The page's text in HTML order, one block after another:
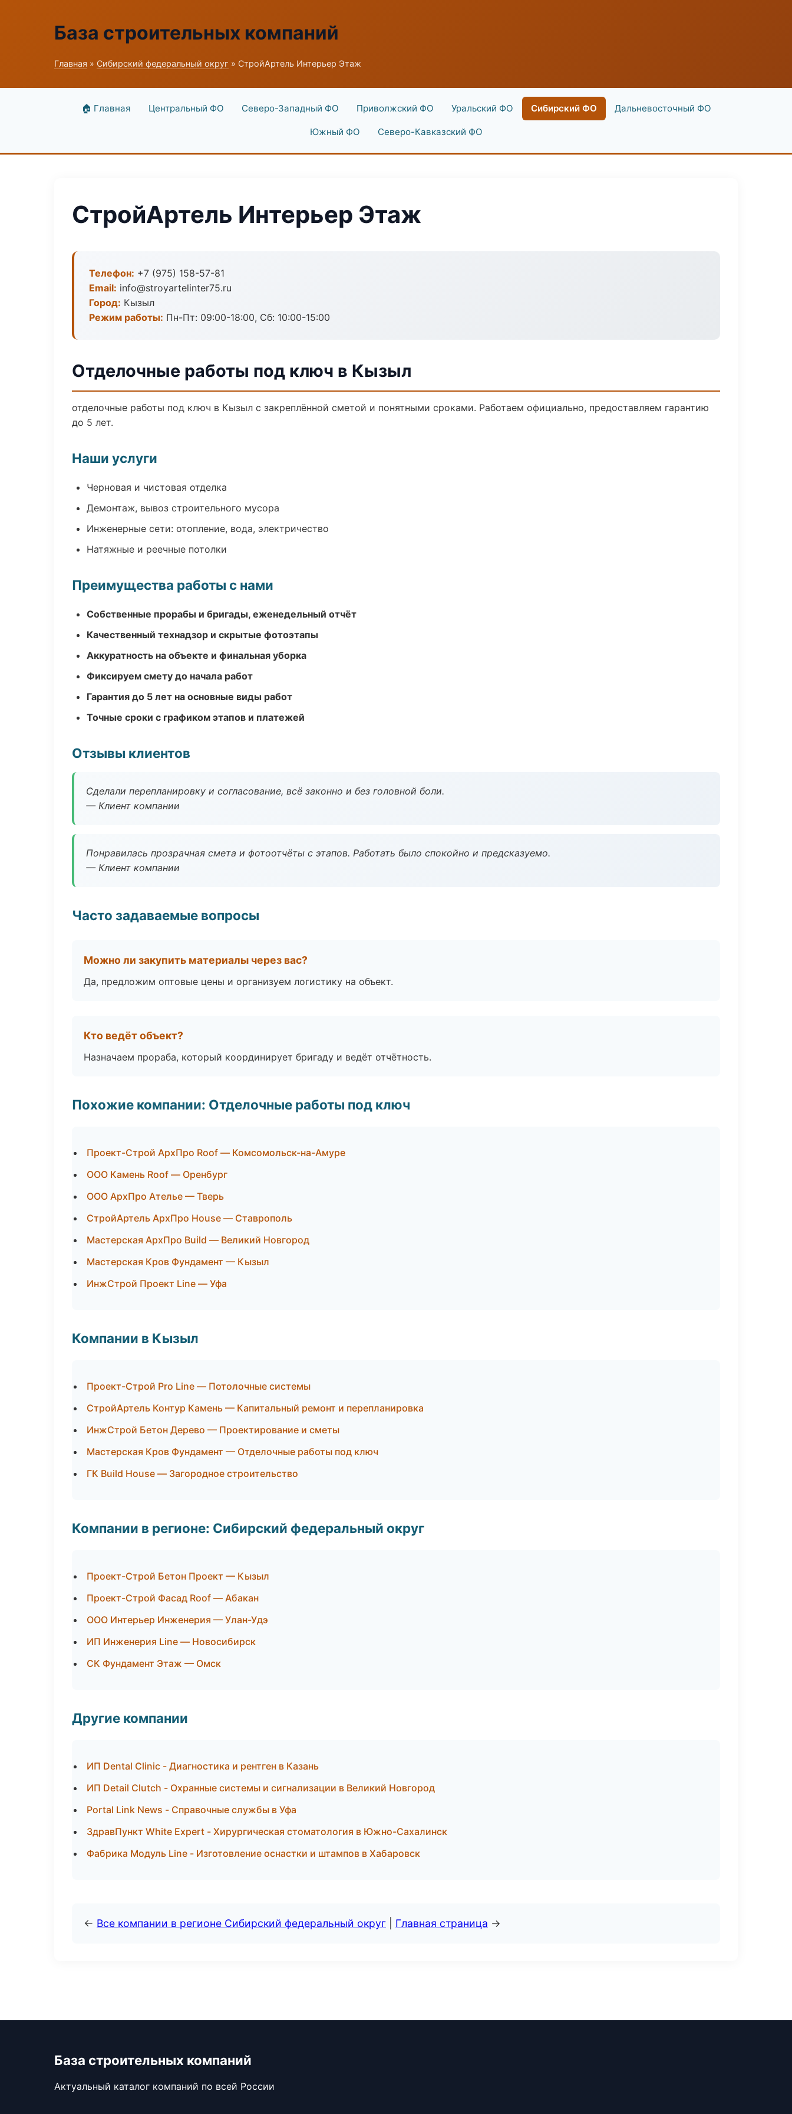
База строительных компаний
Главная » Сибирский федеральный округ » СтройАртель Интерьер Этаж
🏠 Главная Центральный ФО Северо-Западный ФО Приволжский ФО Уральский ФО Сибирский ФО Дальневосточный ФО
Южный ФО Северо-Кавказский ФО
СтройАртель Интерьер Этаж
Телефон: +7 (975) 158-57-81
Email: info@stroyartelinter75.ru
Город: Кызыл
Режим работы: Пн-Пт: 09:00-18:00, Сб: 10:00-15:00
Отделочные работы под ключ в Кызыл
отделочные работы под ключ в Кызыл с закреплённой сметой и понятными сроками. Работаем официально, предоставляем гарантию
до 5 лет.
Наши услуги
Черновая и чистовая отделка
Демонтаж, вывоз строительного мусора
Инженерные сети: отопление, вода, электричество
Натяжные и реечные потолки
Преимущества работы с нами
Собственные прорабы и бригады, еженедельный отчёт
Качественный технадзор и скрытые фотоэтапы
Аккуратность на объекте и финальная уборка
Фиксируем смету до начала работ
Гарантия до 5 лет на основные виды работ
Точные сроки с графиком этапов и платежей
Отзывы клиентов
Сделали перепланировку и согласование, всё законно и без головной боли.
— Клиент компании
Понравилась прозрачная смета и фотоотчёты с этапов. Работать было спокойно и предсказуемо.
— Клиент компании
Часто задаваемые вопросы
Можно ли закупить материалы через вас?
Да, предложим оптовые цены и организуем логистику на объект.
Кто ведёт объект?
Назначаем прораба, который координирует бригаду и ведёт отчётность.
Похожие компании: Отделочные работы под ключ
Проект-Строй АрхПро Roof — Комсомольск-на-Амуре
ООО Камень Roof — Оренбург
ООО АрхПро Ателье — Тверь
СтройАртель АрхПро House — Ставрополь
Мастерская АрхПро Build — Великий Новгород
Мастерская Кров Фундамент — Кызыл
ИнжСтрой Проект Line — Уфа
Компании в Кызыл
Проект-Строй Pro Line — Потолочные системы
СтройАртель Контур Камень — Капитальный ремонт и перепланировка
ИнжСтрой Бетон Дерево — Проектирование и сметы
Мастерская Кров Фундамент — Отделочные работы под ключ
ГК Build House — Загородное строительство
Компании в регионе: Сибирский федеральный округ
Проект-Строй Бетон Проект — Кызыл
Проект-Строй Фасад Roof — Абакан
ООО Интерьер Инженерия — Улан-Удэ
ИП Инженерия Line — Новосибирск
СК Фундамент Этаж — Омск
Другие компании
ИП Dental Clinic - Диагностика и рентген в Казань
ИП Detail Clutch - Охранные системы и сигнализации в Великий Новгород
Portal Link News - Справочные службы в Уфа
ЗдравПункт White Expert - Хирургическая стоматология в Южно-Сахалинск
Фабрика Модуль Line - Изготовление оснастки и штампов в Хабаровск
← Все компании в регионе Сибирский федеральный округ Главная страница →
База строительных компаний
Актуальный каталог компаний по всей России